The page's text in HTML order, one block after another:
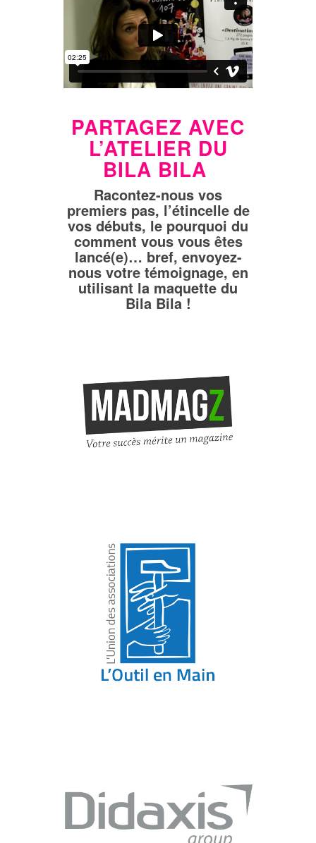
PARTAGEZ AVEC
L’ATELIER DU
BILA BILA
Racontez-nous vos
premiers pas, l’étincelle de
vos débuts, le pourquoi du
comment vous vous êtes
lancé(e)… bref, envoyez-
nous votre témoignage, en
utilisant la maquette du
Bila Bila !